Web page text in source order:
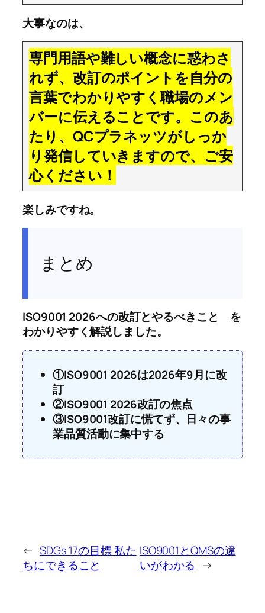
大事なのは、
専門用語や難しい概念に惑わさ
れず、改訂のポイントを自分の
言葉でわかりやすく職場のメン
バーに伝えることです。このあ
たり、QCプラネッツがしっか
り発信していきますので、ご安
心ください！
楽しみですね。
まとめ
ISO9001 2026への改訂とやるべきこと を
わかりやすく解説しました。
①ISO9001 2026は2026年9月に改
訂
②ISO9001 2026改訂の焦点
③ISO9001改訂に慌てず、日々の事
業品質活動に集中する
← SDGs 17の目標 私た
ちにできること
ISO9001とQMSの違
いがわかる →